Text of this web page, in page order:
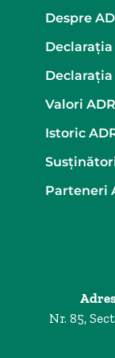
Despre
Valori
Istoric
Parteneri
Nr. 85,